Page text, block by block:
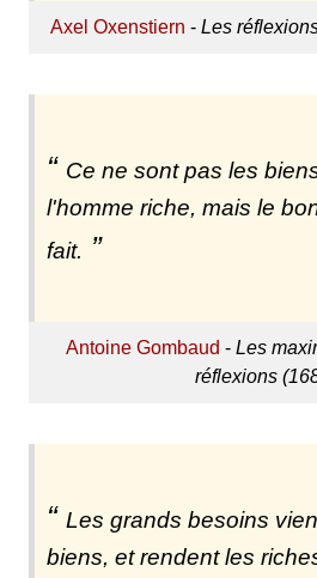
Axel Oxenstiern -Les
Ce ne sont pas les
l'homme riche, mais le
fait.
Antoine Gombaud -Les
réflexions
Les grands besoins
biens, et rendent les